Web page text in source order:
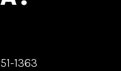
1363